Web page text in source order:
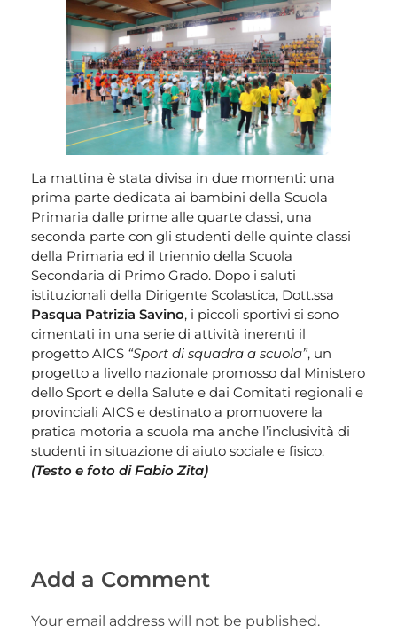
La mattina è stata divisa in due momenti: una
prima parte dedicata ai bambini della Scuola
Primaria dalle prime alle quarte classi, una
seconda parte con gli studenti delle quinte classi
della Primaria ed il triennio della Scuola
Secondaria di Primo Grado. Dopo i saluti
istituzionali della Dirigente Scolastica, Dott.ssa
Pasqua Patrizia Savino, i piccoli sportivi si sono
cimentati in una serie di attività inerenti il
progetto AICS “Sport di squadra a scuola”, un
progetto a livello nazionale promosso dal Ministero
dello Sport e della Salute e dai Comitati regionali e
provinciali AICS e destinato a promuovere la
pratica motoria a scuola ma anche l’inclusività di
studenti in situazione di aiuto sociale e fisico.
(Testo e foto di Fabio Zita)
Add a Comment
Your email address will not be published.